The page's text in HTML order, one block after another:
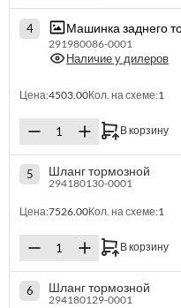
4 Машинка заднего
291980086-0001
Наличие у дилеров
Цена:4503.00Кол. на схеме:1
В корзину
5 Шланг тормозной
294180130-0001
Цена:7526.00Кол. на схеме:1
В корзину
6 Шланг тормозной
294180129-0001